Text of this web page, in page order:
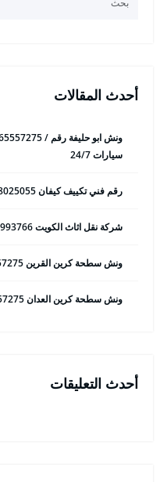
أحدث المقالات
سيارات 24/7
رقم فني تكييف كيفان 98025055 فني تكييف مركزي 24 ساعة
شركة نقل اثاث الكويت 50993766 هاف لوري وانيت نقل عفش
ونش سطحة كرين القرين 65557275 ونش سحب وانقاذ سيارات
ونش سطحة كرين العدان 65557275 ونش سحب وانقاذ سيارات
أحدث التعليقات